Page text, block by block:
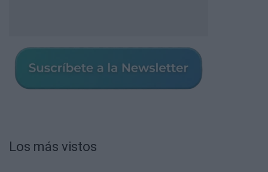
Los más vistos